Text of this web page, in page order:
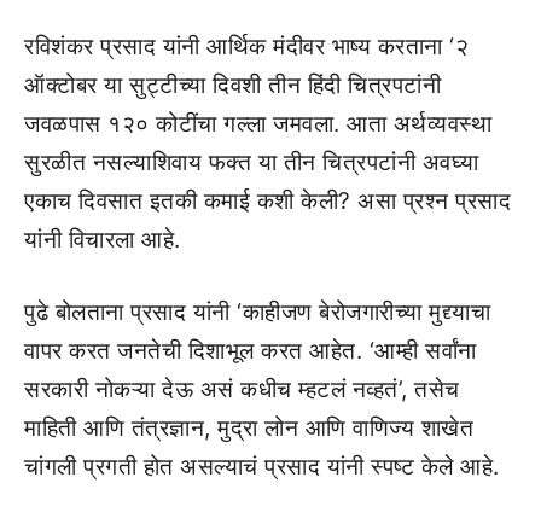
रविशंकर प्रसाद यांनी आर्थिक मंदीवर भाष्य करताना ‘२
ऑक्टोबर या सुट्टीच्या दिवशी तीन हिंदी चित्रपटांनी
जवळपास १२० कोटींचा गल्ला जमवला. आता अर्थव्यवस्था
सुरळीत नसल्याशिवाय फक्त या तीन चित्रपटांनी अवघ्या
एकाच दिवसात इतकी कमाई कशी केली? असा प्रश्न प्रसाद
यांनी विचारला आहे.
पुढे बोलताना प्रसाद यांनी ‘काहीजण बेरोजगारीच्या मुद्द्याचा
वापर करत जनतेची दिशाभूल करत आहेत. ‘आम्ही सर्वांना
सरकारी नोकऱ्या देऊ असं कधीच म्हटलं नव्हतं’, तसेच
माहिती आणि तंत्रज्ञान, मुद्रा लोन आणि वाणिज्य शाखेत
चांगली प्रगती होत असल्याचं प्रसाद यांनी स्पष्ट केले आहे.